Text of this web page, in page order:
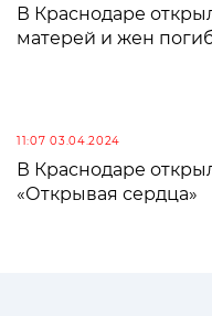
В Краснодаре
матерей и жен
11:07 03.04.2024
В Краснодаре
«Открывая сердца»